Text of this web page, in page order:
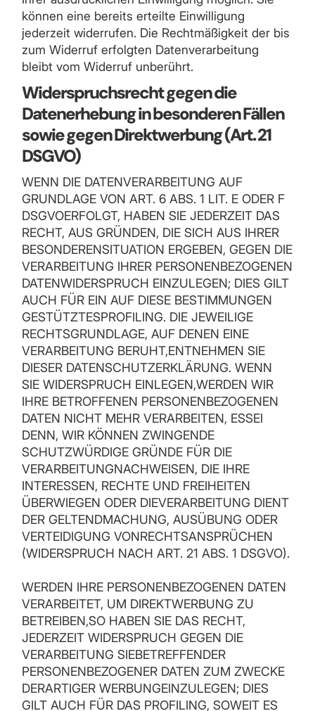
können eine bereits erteilte Einwilligung
jederzeit widerrufen. Die Rechtmäßigkeit der bis
zum Widerruf erfolgten Datenverarbeitung
bleibt vom Widerruf unberührt.
Widerspruchsrecht gegen die
Datenerhebung in besonderen Fällen
sowie gegen Direktwerbung (Art. 21
DSGVO)
WENN DIE DATENVERARBEITUNG AUF
GRUNDLAGE VON ART. 6 ABS. 1 LIT. E ODER F
DSGVOERFOLGT, HABEN SIE JEDERZEIT DAS
RECHT, AUS GRÜNDEN, DIE SICH AUS IHRER
BESONDERENSITUATION ERGEBEN, GEGEN DIE
VERARBEITUNG IHRER PERSONENBEZOGENEN
DATENWIDERSPRUCH EINZULEGEN; DIES GILT
AUCH FÜR EIN AUF DIESE BESTIMMUNGEN
GESTÜTZTESPROFILING. DIE JEWEILIGE
RECHTSGRUNDLAGE, AUF DENEN EINE
VERARBEITUNG BERUHT,ENTNEHMEN SIE
DIESER DATENSCHUTZERKLÄRUNG. WENN
SIE WIDERSPRUCH EINLEGEN,WERDEN WIR
IHRE BETROFFENEN PERSONENBEZOGENEN
DATEN NICHT MEHR VERARBEITEN, ESSEI
DENN, WIR KÖNNEN ZWINGENDE
SCHUTZWÜRDIGE GRÜNDE FÜR DIE
VERARBEITUNGNACHWEISEN, DIE IHRE
INTERESSEN, RECHTE UND FREIHEITEN
ÜBERWIEGEN ODER DIEVERARBEITUNG DIENT
DER GELTENDMACHUNG, AUSÜBUNG ODER
VERTEIDIGUNG VONRECHTSANSPRÜCHEN
(WIDERSPRUCH NACH ART. 21 ABS. 1 DSGVO).
WERDEN IHRE PERSONENBEZOGENEN DATEN
VERARBEITET, UM DIREKTWERBUNG ZU
BETREIBEN,SO HABEN SIE DAS RECHT,
JEDERZEIT WIDERSPRUCH GEGEN DIE
VERARBEITUNG SIEBETREFFENDER
PERSONENBEZOGENER DATEN ZUM ZWECKE
DERARTIGER WERBUNGEINZULEGEN; DIES
GILT AUCH FÜR DAS PROFILING, SOWEIT ES